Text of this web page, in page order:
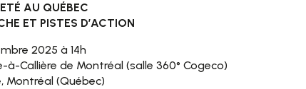
AU QUÉBEC
ET PISTES D’ACTION
2025 à 14h
à-Callière de Montréal (salle 360° Cogeco)
Montréal (Québec)